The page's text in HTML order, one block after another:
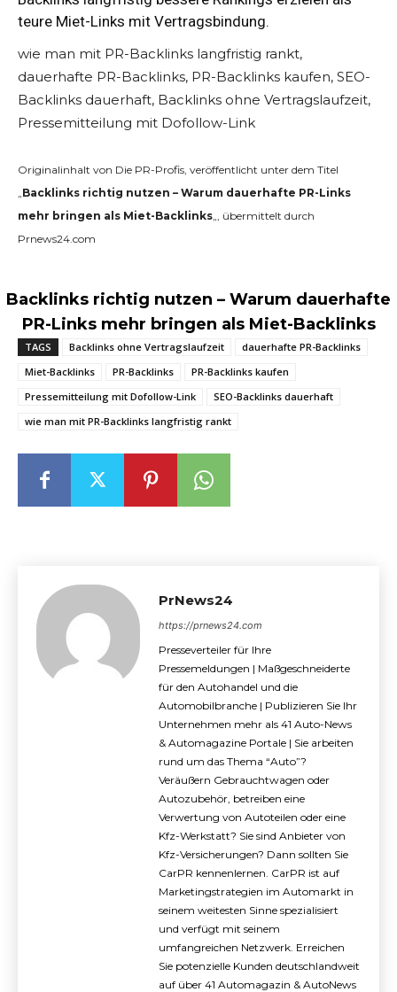
teure Miet-Links mit Vertragsbindung.
wie man mit PR-Backlinks langfristig rankt,
dauerhafte PR-Backlinks, PR-Backlinks kaufen, SEO-
Backlinks dauerhaft, Backlinks ohne Vertragslaufzeit,
Pressemitteilung mit Dofollow-Link
Originalinhalt von Die PR-Profis, veröffentlicht unter dem Titel
„Backlinks richtig nutzen – Warum dauerhafte PR-Links
mehr bringen als Miet-Backlinks„, übermittelt durch
Prnews24.com
Backlinks richtig nutzen – Warum dauerhafte
PR-Links mehr bringen als Miet-Backlinks
TAGS Backlinks ohne Vertragslaufzeit
dauerhafte PR-Backlinks
Miet-Backlinks
PR-Backlinks
PR-Backlinks kaufen
Pressemitteilung mit Dofollow-Link
SEO-Backlinks dauerhaft
wie man mit PR-Backlinks langfristig rankt
PrNews24
https://prnews24.com
Presseverteiler für Ihre
Pressemeldungen | Maßgeschneiderte
für den Autohandel und die
Automobilbranche | Publizieren Sie Ihr
Unternehmen mehr als 41 Auto-News
& Automagazine Portale | Sie arbeiten
rund um das Thema “Auto”?
Veräußern Gebrauchtwagen oder
Autozubehör, betreiben eine
Verwertung von Autoteilen oder eine
Kfz-Werkstatt? Sie sind Anbieter von
Kfz-Versicherungen? Dann sollten Sie
CarPR kennenlernen. CarPR ist auf
Marketingstrategien im Automarkt in
seinem weitesten Sinne spezialisiert
und verfügt mit seinem
umfangreichen Netzwerk. Erreichen
Sie potenzielle Kunden deutschlandweit
auf über 41 Automagazin & AutoNews